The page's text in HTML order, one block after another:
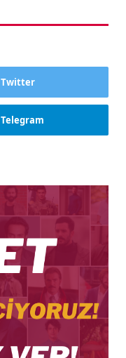
Twitter
Telegram